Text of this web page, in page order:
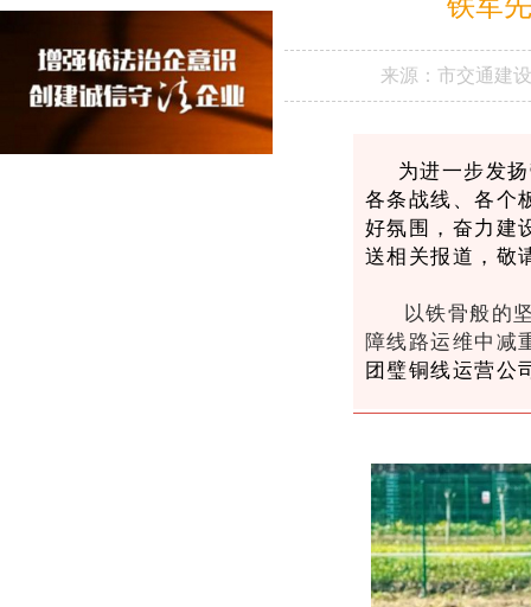
来源： 市交通建
为进一步发
各条战线、各个
好氛围，奋力建
送相关报道，敬
以铁骨般的坚
障线路运维中减
团璧铜线运营公